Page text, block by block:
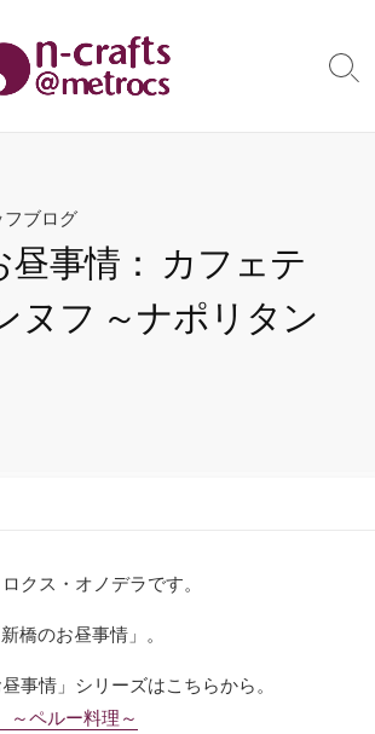
検
フブログ
昼事情： カフェテ
ヌフ ～ナポリタン
クス・オノデラです。
橋のお昼事情」。
事情」シリーズはこちらから。
ペルー料理～